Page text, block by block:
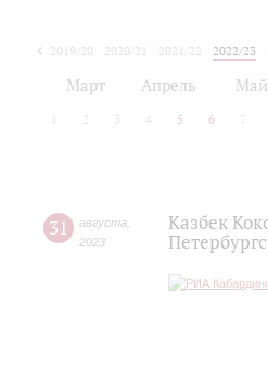
2019/20 2020/21 2021/22 2022/23
Март Апрель Май
2 3 4 5 6 7
31 августа
2023
Казбек